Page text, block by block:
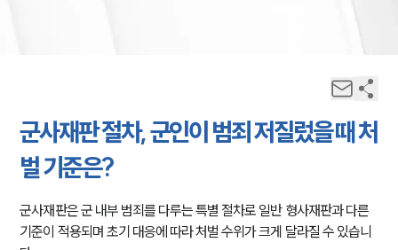
군사재판 절차, 군인이 범죄 저질렀을 때 처
벌 기준은?
군사재판은 군 내부 범죄를 다루는 특별 절차로 일반 형사재판과 다른
기준이 적용되며 초기 대응에 따라 처벌 수위가 크게 달라질 수 있습니